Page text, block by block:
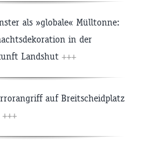
als »globale« Mülltonne:
in der
Landshut +++
auf Breitscheidplatz
+++